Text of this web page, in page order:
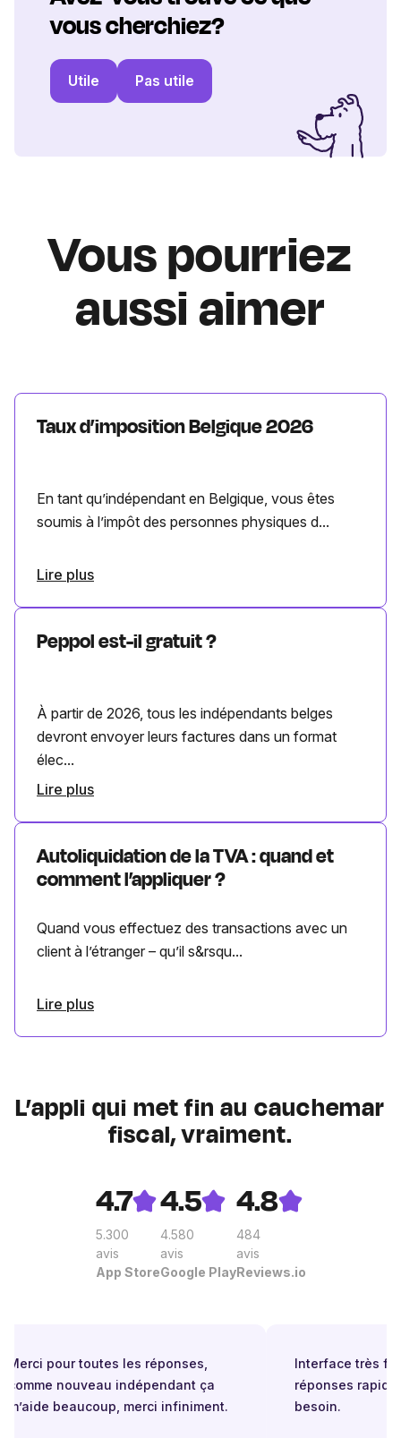
vous cherchiez?
Utile Pas utile
Vous pourriez
aussi aimer
Taux d’imposition Belgique 2026
En tant qu’indépendant en Belgique, vous êtes
soumis à l’impôt des personnes physiques d...
Lire plus
Peppol est-il gratuit ?
À partir de 2026, tous les indépendants belges
devront envoyer leurs factures dans un format
élec...
Lire plus
Autoliquidation de la TVA : quand et
comment l’appliquer ?
Quand vous effectuez des transactions avec un
client à l’étranger – qu’il s&rsqu...
Lire plus
L’appli qui met fin au cauchemar
fiscal, vraiment.
4.7
5.300
avis
App Store
4.5
4.580
avis
Google Play
4.8
484
avis
Reviews.io
Merci pour toutes les réponses,
comme nouveau indépendant ça
m’aide beaucoup, merci infiniment.
Interface très
réponses
besoin.